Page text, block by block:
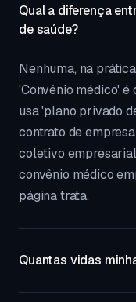
Qual a diferença
de saúde?
Nenhuma, na
'Convênio médico'
usa 'plano privado
contrato de
coletivo
convênio médico
página trata.
Quantas vidas